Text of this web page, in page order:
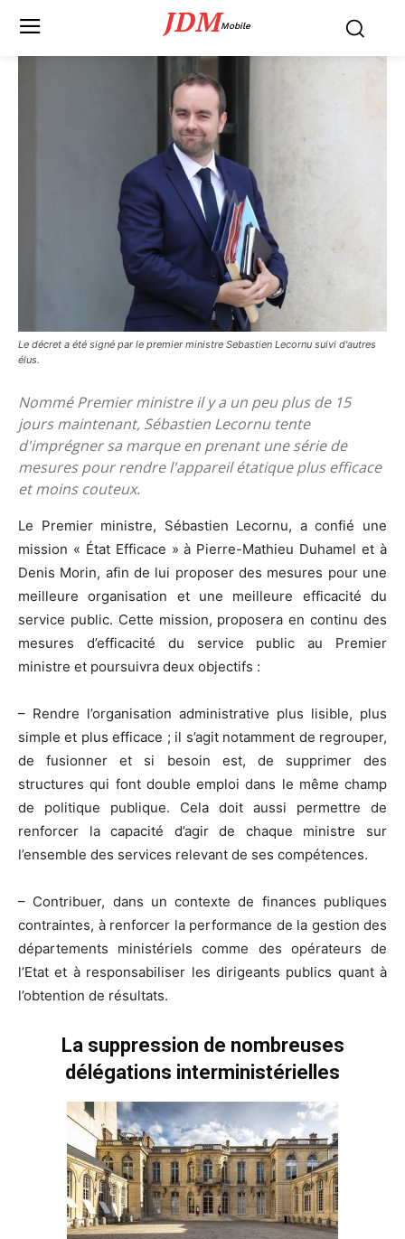
JDMMobile
Le décret a été signé par le premier ministre Sebastien Lecornu suivi d'autres
élus.
Nommé Premier ministre il y a un peu plus de 15
jours maintenant, Sébastien Lecornu tente
d'imprégner sa marque en prenant une série de
mesures pour rendre l'appareil étatique plus efficace
et moins couteux.
Le Premier ministre, Sébastien Lecornu, a confié une
mission « État Efficace » à Pierre-Mathieu Duhamel et à
Denis Morin, afin de lui proposer des mesures pour une
meilleure organisation et une meilleure efficacité du
service public. Cette mission, proposera en continu des
mesures d’efficacité du service public au Premier
ministre et poursuivra deux objectifs :
– Rendre l’organisation administrative plus lisible, plus
simple et plus efficace ; il s’agit notamment de regrouper,
de fusionner et si besoin est, de supprimer des
structures qui font double emploi dans le même champ
de politique publique. Cela doit aussi permettre de
renforcer la capacité d’agir de chaque ministre sur
l’ensemble des services relevant de ses compétences.
– Contribuer, dans un contexte de finances publiques
contraintes, à renforcer la performance de la gestion des
départements ministériels comme des opérateurs de
l’Etat et à responsabiliser les dirigeants publics quant à
l’obtention de résultats.
La suppression de nombreuses
délégations interministérielles